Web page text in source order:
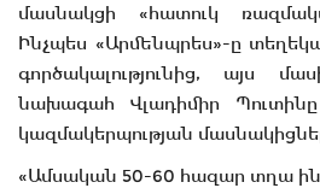
մասնակցի «հատուկ
Ինչպես «Արմենպրես»-ը
գործակալությունից, այս
նախագահ Վլադիմիր Պուտինը
կազմակերպության
«Ամսական 50-60 հազար տղա